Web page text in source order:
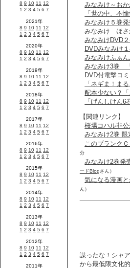
みなみけ～お
「世の中、不
みなみけ５巻
みなみけ ほさ
みなみけDVD
DVDみなみけ
みなみけふぁ
みなみけ3巻
DVD付電撃コ
「ネギま！ま
配本少ない？
「げんしけん6
【関連リンク】
桜場コハル非公
みなみけ2巻
このブランク
分
みなみけ2巻発
ードBlogさん）
気になる漫画
ん）
謀ったな！シャ
から最低限文化